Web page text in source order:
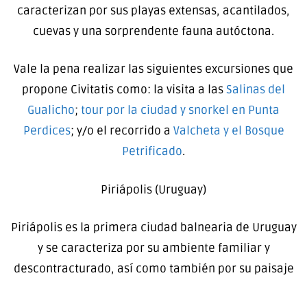
caracterizan por sus playas extensas, acantilados,
cuevas y una sorprendente fauna autóctona.
Vale la pena realizar las siguientes excursiones que
propone Civitatis como: la visita a lasSalinas del
Gualicho; tour por la ciudad y snorkel en Punta
Perdices; y/o el recorrido a Valcheta y el Bosque
Petrificado.
Piriápolis (Uruguay)
Piriápolis es la primera ciudad balnearia de Uruguay
y se caracteriza por su ambiente familiar y
descontracturado, así como también por su paisaje